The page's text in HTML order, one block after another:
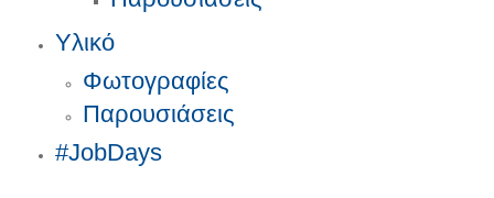
Υλικό
Φωτογραφίες
Παρουσιάσεις
#JobDays